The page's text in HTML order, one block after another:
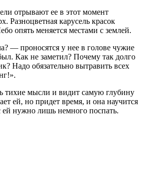
отрывают ее в этот момент
Разноцветная карусель красок
опять меняется местами с землей.
— проносятся у нее в голове чужие
Как не заметил? Почему так долго
Надо обязательно вытравить всех
тихие мысли и видит самую глубину
ей, но придет время, и она научится
ей нужно лишь немного поспать.